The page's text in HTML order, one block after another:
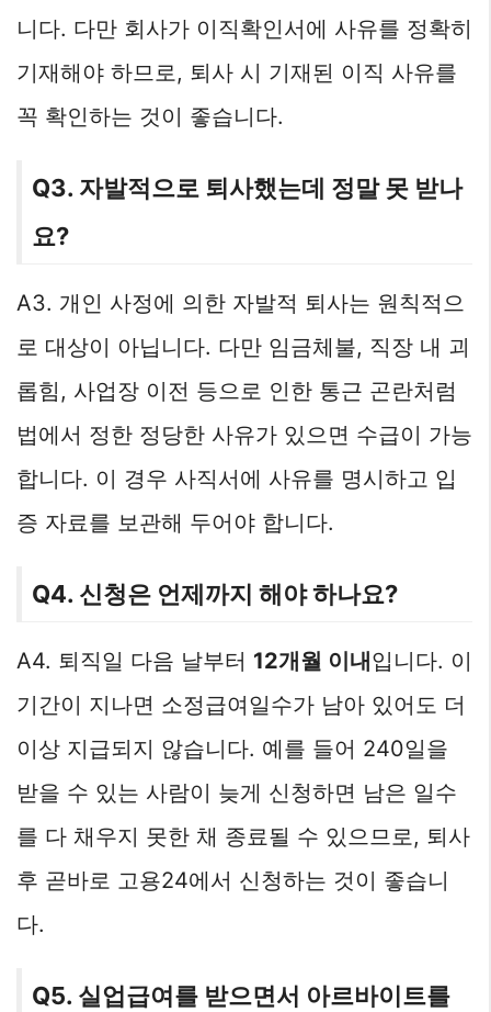
니다. 다만 회사가 이직확인서에 사유를 정확히
기재해야 하므로, 퇴사 시 기재된 이직 사유를
꼭 확인하는 것이 좋습니다.
Q3. 자발적으로 퇴사했는데 정말 못 받나
요?
A3. 개인 사정에 의한 자발적 퇴사는 원칙적으
로 대상이 아닙니다. 다만 임금체불, 직장 내 괴
롭힘, 사업장 이전 등으로 인한 통근 곤란처럼
법에서 정한 정당한 사유가 있으면 수급이 가능
합니다. 이 경우 사직서에 사유를 명시하고 입
증 자료를 보관해 두어야 합니다.
Q4. 신청은 언제까지 해야 하나요?
A4. 퇴직일 다음 날부터 12개월 이내입니다. 이
기간이 지나면 소정급여일수가 남아 있어도 더
이상 지급되지 않습니다. 예를 들어 240일을
받을 수 있는 사람이 늦게 신청하면 남은 일수
를 다 채우지 못한 채 종료될 수 있으므로, 퇴사
후 곧바로 고용24에서 신청하는 것이 좋습니
다.
Q5. 실업급여를 받으면서 아르바이트를